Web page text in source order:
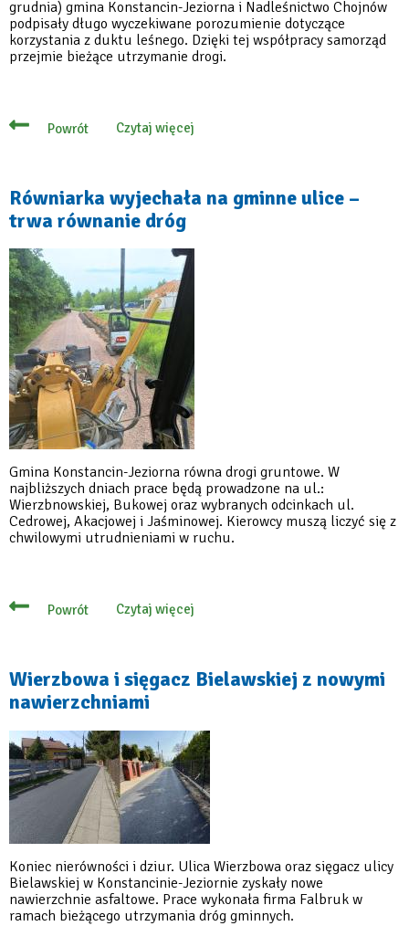
grudnia) gmina Konstancin-Jeziorna i Nadleśnictwo Chojnów
podpisały długo wyczekiwane porozumienie dotyczące
korzystania z duktu leśnego. Dzięki tej współpracy samorząd
przejmie bieżące utrzymanie drogi.
Powrót Czytaj więcej
o
sprawie
duktu
leśnego
Równiarka wyjechała na gminne ulice –
trwa równanie dróg
Gmina Konstancin-Jeziorna równa drogi gruntowe. W
najbliższych dniach prace będą prowadzone na ul.:
Wierzbnowskiej, Bukowej oraz wybranych odcinkach ul.
Cedrowej, Akacjowej i Jaśminowej. Kierowcy muszą liczyć się z
chwilowymi utrudnieniami w ruchu.
Powrót Czytaj więcej
o
gminne
ulice
–
trwa
dróg
Wierzbowa i sięgacz Bielawskiej z nowymi
nawierzchniami
Koniec nierówności i dziur. Ulica Wierzbowa oraz sięgacz ulicy
Bielawskiej w Konstancinie-Jeziornie zyskały nowe
nawierzchnie asfaltowe. Prace wykonała firma Falbruk w
ramach bieżącego utrzymania dróg gminnych.